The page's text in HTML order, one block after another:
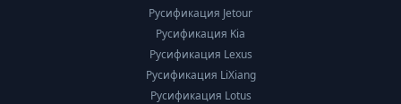
Русификация Jetour
Русификация Kia
Русификация Lexus
Русификация LiXiang
Русификация Lotus